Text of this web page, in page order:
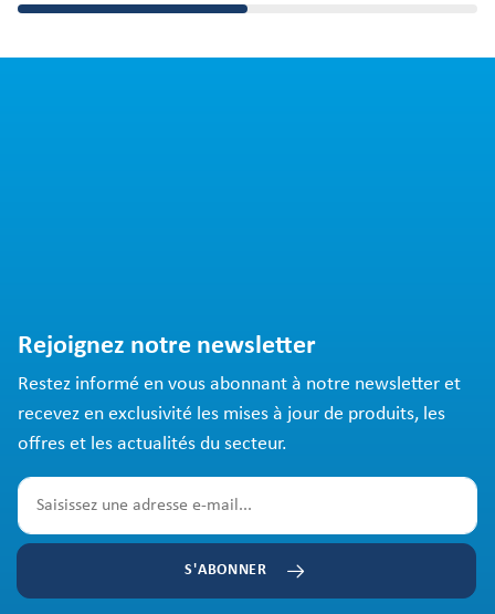
Rejoignez notre newsletter
Restez informé en vous abonnant à notre newsletter et
recevez en exclusivité les mises à jour de produits, les
offres et les actualités du secteur.
S'ABONNER